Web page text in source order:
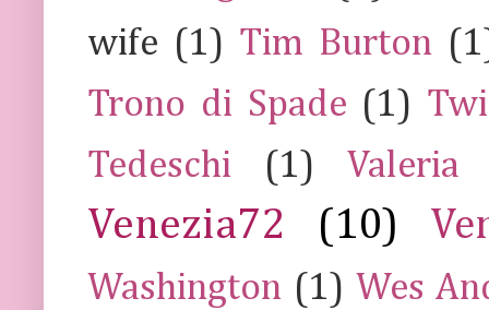
wife (1) Tim Burton
Trono di Spade (1)
Tedeschi
(1) Valeria
Venezia72 (10)
Washington (1) Wes